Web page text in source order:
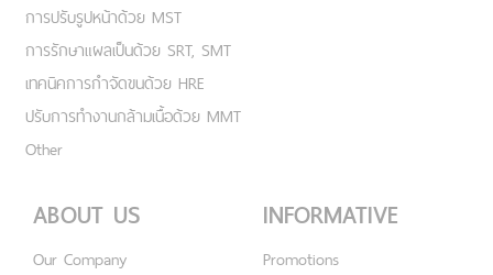
การปรับรูปหน้าด้วย MST
การรักษาแผลเป็นด้วย SRT, SMT
เทคนิคการกำจัดขนด้วย HRE
ปรับการทำงานกล้ามเนื้อด้วย MMT
Other
ABOUT US
Our Company
INFORMATIVE
Promotions